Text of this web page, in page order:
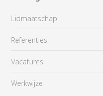
Lidmaatschap
Referenties
Vacatures
Werkwijze